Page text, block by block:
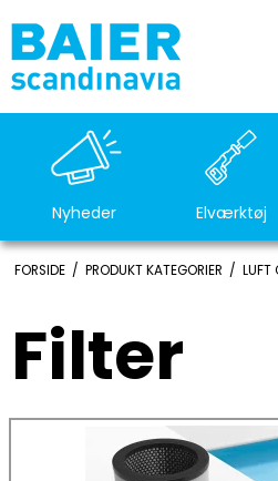
Nyheder Elværktøj
FORSIDE / PRODUKT KATEGORIER / LUFT
Filter